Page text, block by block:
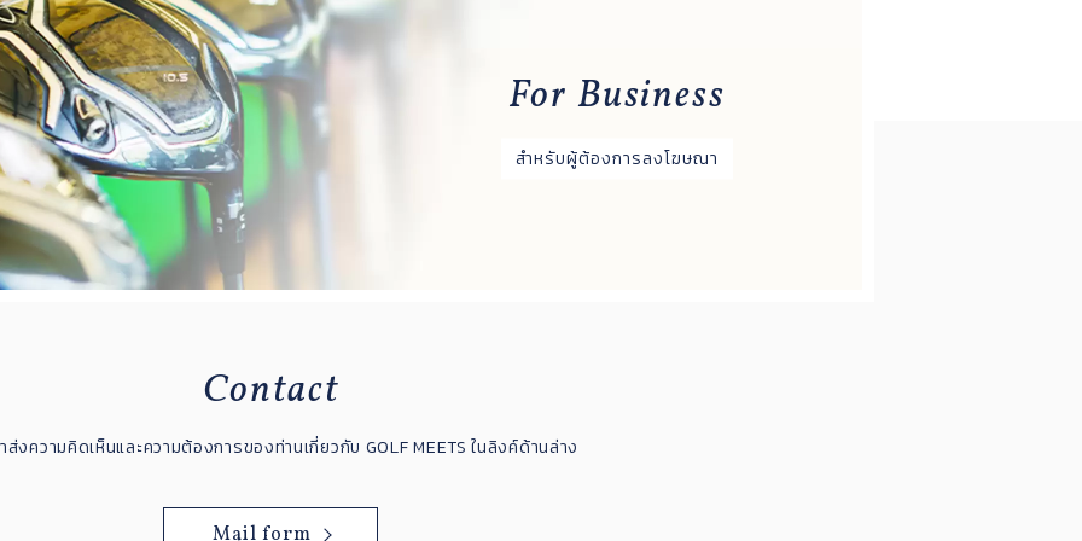
For Business
สำหรับผู้ต้องการลงโฆษณา
Contact
งความคิดเห็นและความต้องการของท่านเกี่ยวกับ GOLF MEETS ในลิงค์ด้านล่าง
Mail form